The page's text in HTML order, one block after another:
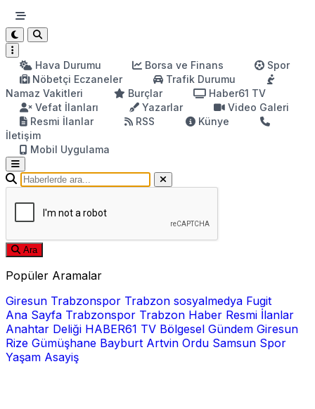
Hava Durumu Borsa ve Finans
Spor
Nöbetçi Eczaneler
Trafik Durumu
Namaz Vakitleri
Burçlar
Haber61 TV
Vefat İlanları
Yazarlar
Video Galeri
Resmi İlanlar
RSS
Künye
İletişim
Mobil Uygulama
Ara
Popüler Aramalar
Giresun Trabzonspor Trabzon sosyalmedya Fugit
Ana Sayfa Trabzonspor Trabzon Haber Resmi İlanlar
Anahtar Deliği HABER61 TV Bölgesel Gündem Giresun
Rize Gümüşhane Bayburt Artvin Ordu Samsun Spor
Yaşam Asayiş